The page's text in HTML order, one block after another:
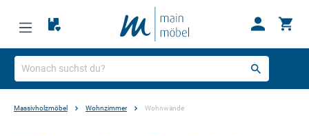
Massivholzmöbel Wohnzimmer Wohnwände